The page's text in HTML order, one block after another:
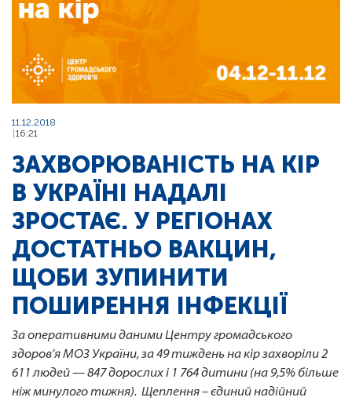
11.12.2018
16:21
ЗАХВОРЮВАНІСТЬ НА КІР
В УКРАЇНІ НАДАЛІ
ЗРОСТАЄ. У РЕГІОНАХ
ДОСТАТНЬО ВАКЦИН,
ЩОБИ ЗУПИНИТИ
ПОШИРЕННЯ ІНФЕКЦІЇ
За оперативними даними Центру громадського
здоров’я МОЗ України, за 49 тиждень на кір захворіли2
611людей —847дорослих і 1 764дитини (на 9,5% більше
ніж минулого тижня). Щеплення – єдиний надійний